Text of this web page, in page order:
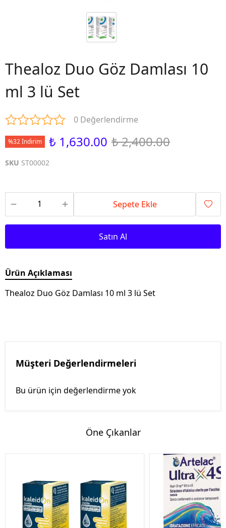
Thealoz Duo Göz Damlası 10
ml 3 lü Set
0 Değerlendirme
%32 İndirim ₺ 1,630.00 ₺ 2,400.00
SKU ST00002
Sepete Ekle
Satın Al
Ürün Açıklaması
Thealoz Duo Göz Damlası 10 ml 3 lü Set
Müşteri Değerlendirmeleri
Bu ürün için değerlendirme yok
Öne Çıkanlar